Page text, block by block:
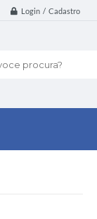
Login / Cadastro
procura?